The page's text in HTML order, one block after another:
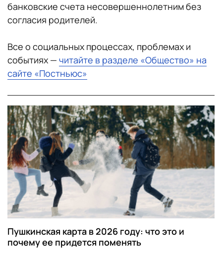
банковские счета несовершеннолетним без
согласия родителей.
Все о социальных процессах, проблемах и
событиях — читайте в разделе «Общество» на
сайте «Постньюс»
Пушкинская карта в 2026 году: что это и
почему ее придется поменять